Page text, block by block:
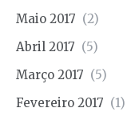
Maio 2017 (2)
Abril 2017 (5)
Março 2017 (5)
Fevereiro 2017 (1)